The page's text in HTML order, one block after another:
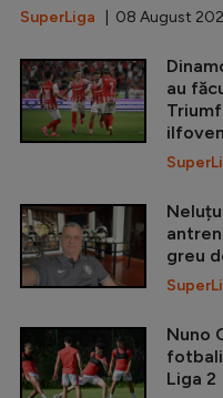
SuperLiga | 08 August
au
greu
Nuno
Liga 2